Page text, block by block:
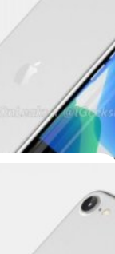
iPhone 9 หรือ
เปิดตัวยังมีข้อมูล
ผยว่า iPhone 9 จะมี
บาทค่ะ ก่อน
จ้าประจำเคย
ะมีราคาอยู่ที่ $399
SE รุ่นแรกที่
ช่นเดียวกัน ซึ่ง
SE รุ่นที่สอง
ถูกวางตำแหน่งไว้
ลองการผลิต
นมีนาคม